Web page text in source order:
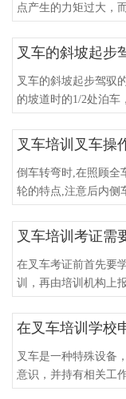
点产生的力矩过大，
叉车的斜坡起步
叉车的斜坡起步驾驭
的坡道时的1/2处泊车
叉车培训叉车操
倒车转弯时,在照顾全
轮的特点,注意后内侧
叉车培训考证需
在叉车考证前首先要
训，再由培训机构上
在叉车培训学校
叉车是一种特殊设备
意识，并持有相关工